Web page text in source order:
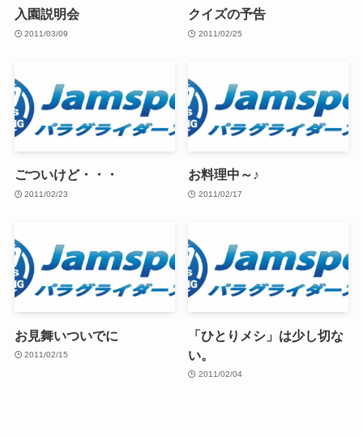
入園説明会
2011/03/09
クイズの予告
2011/02/25
ごついけど・・・
2011/02/23
お料理中～♪
2011/02/17
お見舞いついでに
2011/02/15
「ひとりメシ」は少し切な
い。
2011/02/04